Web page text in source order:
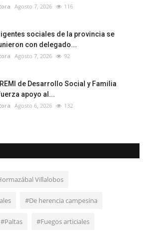
Agosto 7, 2026 116
sociales de la provincia se
con delegado...
Agosto 7, 2026 92
de Desarrollo Social y Familia
apoyo al...
Agosto 6, 2026 132
Villalobos
#De herencia campesina
#Paltas #Fuegos articiales